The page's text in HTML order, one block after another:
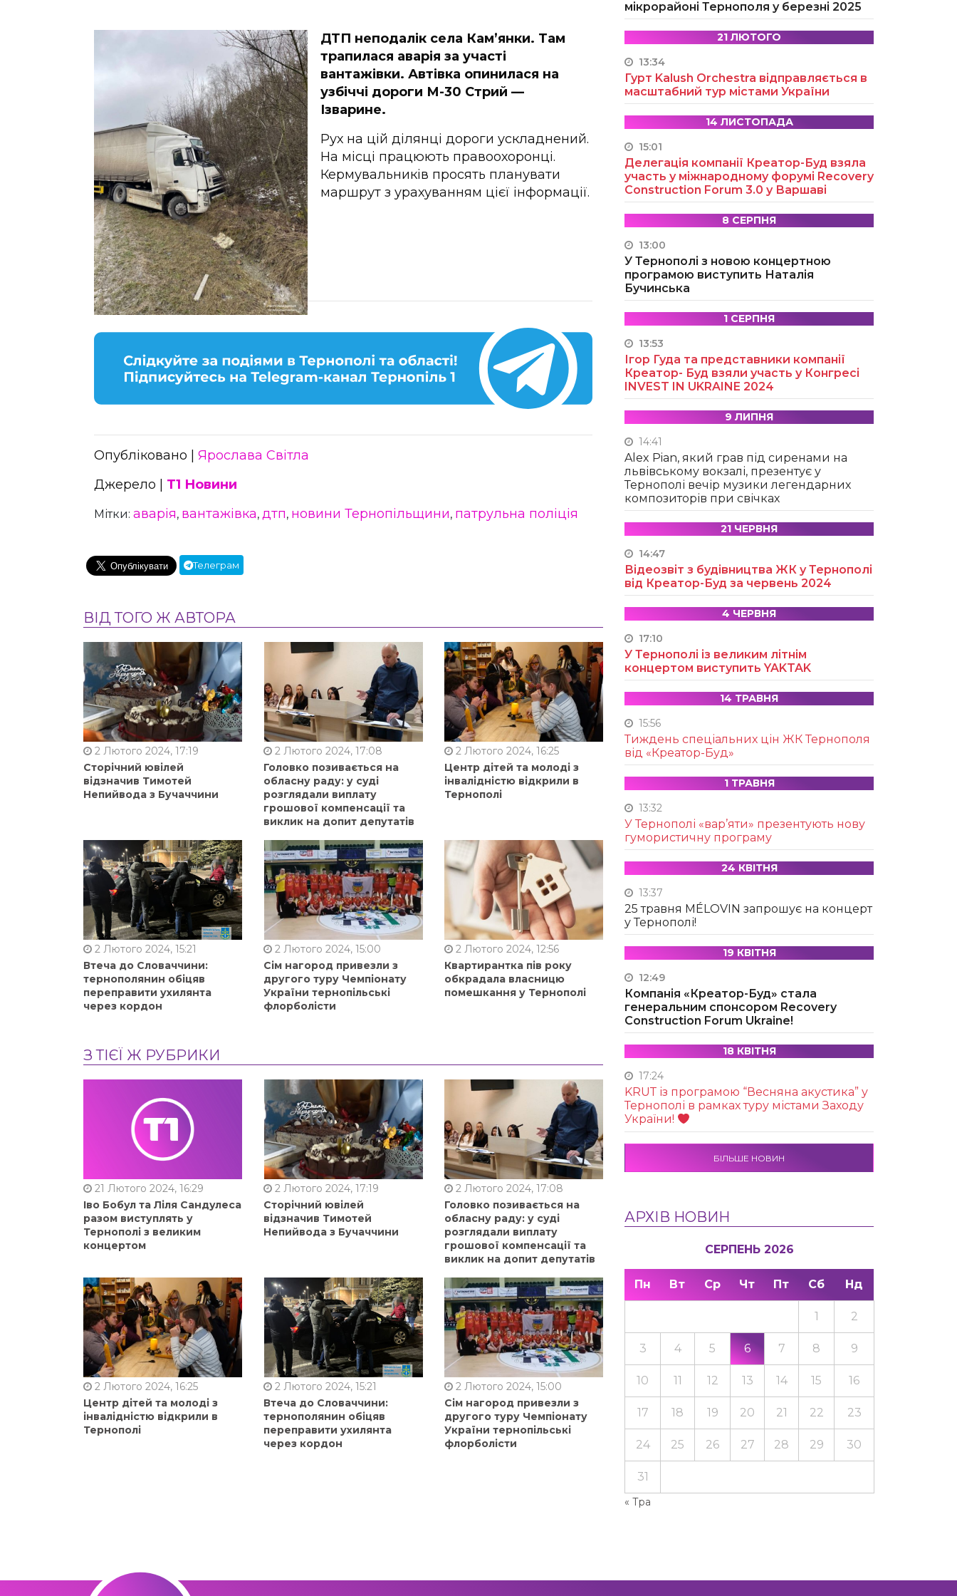
ДТП неподалік села Кам’янки. Там
трапилася аварія за участі
вантажівки. Автівка опинилася на
узбіччі дороги М-30 Стрий —
Ізварине.
Рух на цій ділянці дороги ускладнений.
На місці працюють правоохоронці.
Кермувальників просять планувати
маршрут з урахуванням цієї інформації.
Опубліковано | Ярослава Світла
Джерело | Т1 Новини
Мітки: аварія, вантажівка, дтп, новини Тернопільщини, патрульна поліція
Телеграм
ВІД ТОГО Ж АВТОРА
2 Лютого 2024, 17:19
Сторічний ювілей
відзначив Тимотей
Непийвода з Бучаччини
2 Лютого 2024, 17:08
Головко позивається на
обласну раду: у суді
розглядали виплату
грошової компенсації та
виклик на допит депутатів
2 Лютого 2024, 16:25
Центр дітей та молоді з
інвалідністю відкрили в
Тернополі
2 Лютого 2024, 15:21
Втеча до Словаччини:
тернополянин обіцяв
переправити ухилянта
через кордон
2 Лютого 2024, 15:00
Сім нагород привезли з
другого туру Чемпіонату
України тернопільські
флорболісти
2 Лютого 2024, 12:56
Квартирантка пів року
обкрадала власницю
помешкання у Тернополі
З ТІЄЇ Ж РУБРИКИ
21 Лютого 2024, 16:29
Іво Бобул та Ліля Сандулеса
разом виступлять у
Тернополі з великим
концертом
2 Лютого 2024, 17:19
Сторічний ювілей
відзначив Тимотей
Непийвода з Бучаччини
2 Лютого 2024, 17:08
Головко позивається на
обласну раду: у суді
розглядали виплату
грошової компенсації та
виклик на допит депутатів
2 Лютого 2024, 16:25
Центр дітей та молоді з
інвалідністю відкрили в
Тернополі
2 Лютого 2024, 15:21
Втеча до Словаччини:
тернополянин обіцяв
переправити ухилянта
через кордон
2 Лютого 2024, 15:00
Сім нагород привезли з
другого туру Чемпіонату
України тернопільські
флорболісти
мікрорайоні Тернополя у березні 2025
21 ЛЮТОГО
13:34
Гурт Kalush Orchestra відправляється в
масштабний тур містами України
14 ЛИСТОПАДА
15:01
Делегація компанії Креатор-Буд взяла
участь у міжнародному форумі Recovery
Construction Forum 3.0 у Варшаві
8 СЕРПНЯ
13:00
У Тернополі з новою концертною
програмою виступить Наталія
Бучинська
1 СЕРПНЯ
13:53
Ігор Гуда та представники компанії
Креатор- Буд взяли участь у Конгресі
INVEST IN UKRAINE 2024
9 ЛИПНЯ
14:41
Alex Pian, який грав під сиренами на
львівському вокзалі, презентує у
Тернополі вечір музики легендарних
композиторів при свічках
21 ЧЕРВНЯ
14:47
Відеозвіт з будівництва ЖК у Тернополі
від Креатор-Буд за червень 2024
4 ЧЕРВНЯ
17:10
У Тернополі із великим літнім
концертом виступить YAKTAK
14 ТРАВНЯ
15:56
Тиждень спеціальних цін ЖК Тернополя
від «Креатор-Буд»
1 ТРАВНЯ
13:32
У Тернополі «вар’яти» презентують нову
гумористичну програму
24 КВІТНЯ
13:37
25 травня MÉLOVIN запрошує на концерт
у Тернополі!
19 КВІТНЯ
12:49
Компанія «Креатор-Буд» стала
генеральним спонсором Recovery
Construction Forum Ukraine!
18 КВІТНЯ
17:24
KRUТ із програмою “Весняна акустика” у
Тернополі в рамках туру містами Заходу
України!
БІЛЬШЕ НОВИН
АРХІВ НОВИН
СЕРПЕНЬ 2026
Пн Вт Ср Чт Пт Сб Нд
« Тра
1 2
3 4 5 6 7 8 9
10 11 12 13 14 15 16
17 18 19 20 21 22 23
24 25 26 27 28 29 30
31